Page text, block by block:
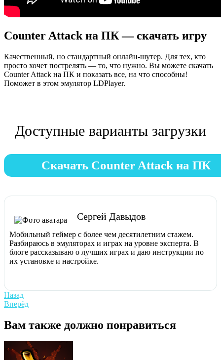
Counter Attack на ПК — скачать игру
Качественный, но стандартный онлайн-шутер. Для тех, кто
просто хочет пострелять — то, что нужно. Вы можете скачать
Counter Attack на ПК и показать все, на что способны!
Поможет в этом эмулятор LDPlayer.
Доступные варианты загрузки
Скачать Counter Attack на ПК
Сергей Давыдов
Мобильный геймер с более чем десятилетним стажем.
Разбираюсь в эмуляторах и играх на уровне эксперта. В
блоге рассказываю о лучших играх и даю инструкции по
их установке и настройке.
Навигация
по
записям
НазадPrevious
post:
ВперёдNext
Вам также должно понравиться